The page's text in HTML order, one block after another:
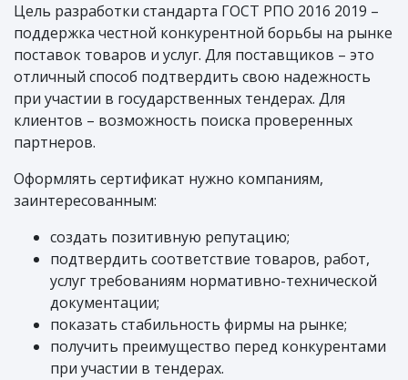
Цель разработки стандарта ГОСТ РПО 2016 2019 –
поддержка честной конкурентной борьбы на рынке
поставок товаров и услуг. Для поставщиков – это
отличный способ подтвердить свою надежность
при участии в государственных тендерах. Для
клиентов – возможность поиска проверенных
партнеров.
Оформлять сертификат нужно компаниям,
заинтересованным:
создать позитивную репутацию;
подтвердить соответствие товаров, работ,
услуг требованиям нормативно-технической
документации;
показать стабильность фирмы на рынке;
получить преимущество перед конкурентами
при участии в тендерах.